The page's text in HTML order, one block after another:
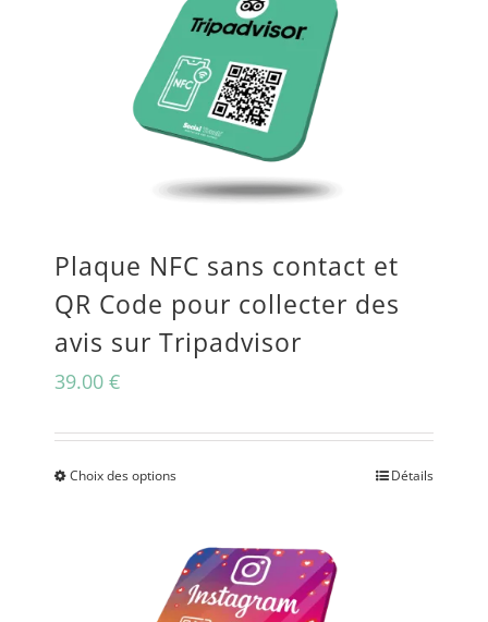
Plaque NFC sans contact et
QR Code pour collecter des
avis sur Tripadvisor
39.00 €
Choix des optionsCe
a
plusieurs
Détails